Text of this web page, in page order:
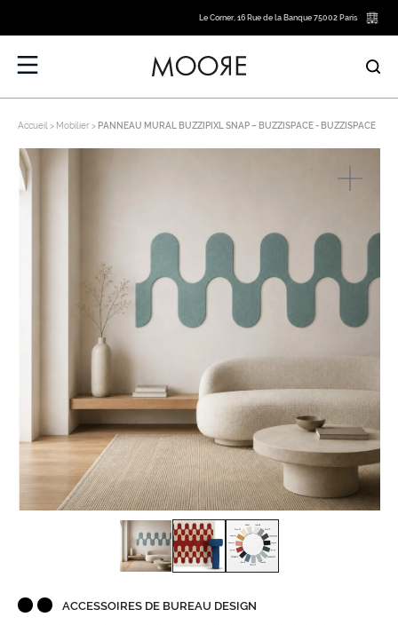
Le Corner, 16 Rue de la Banque 75002 Paris
Accueil Mobilier PANNEAU MURAL BUZZIPIXL SNAP – BUZZISPACE - BUZZISPACE
ACCESSOIRES DE BUREAU DESIGN